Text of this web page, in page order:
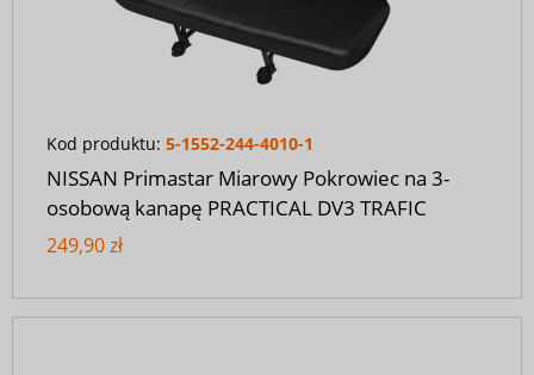
Kod produktu: 5-1552-244-4010-1
NISSAN Primastar Miarowy Pokrowiec na 3-
osobową kanapę PRACTICAL DV3 TRAFIC
249,90 zł